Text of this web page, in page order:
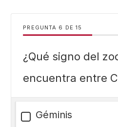
PREGUNTA DE 15
¿Qué signo del
encuentra entre
Géminis